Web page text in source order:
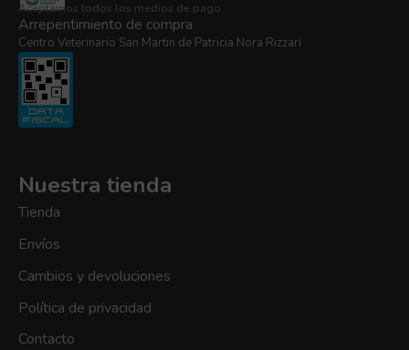
Aceptamos todos los medios de pago
Arrepentimiento de compra
Centro Veterinario San Martin de Patricia Nora Rizzari
Nuestra tienda
Tienda
Envíos
Cambios y devoluciones
Política de privacidad
Contacto